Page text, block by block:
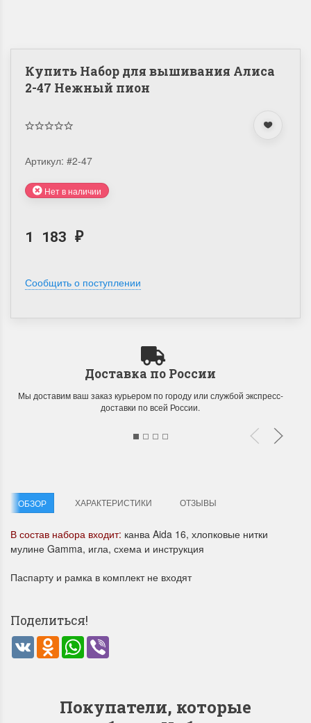
Летние Скидки
!! СКИДКА 20% ‼️ с 1 до 3 июня в
Чудетство...
Анастасия Туманова
1 июня 2024 11:29
Раритеты Дим.
На сайте пополнение
Купить Набор для вышивания Алиса
2-47 Нежный пион
Артикул: #2-47
Нет в наличии
1 183 ₽
Сообщить о поступлении
Доставка по России
Мы доставим ваш заказ курьером по городу или службой экспресс-
доставки по всей России.
ОБЗОР ХАРАКТЕРИСТИКИ ОТЗЫВЫ
В состав набора входит: канва Aida 16, хлопковые нитки
мулине Gamma, игла, схема и инструкция
Паспарту и рамка в комплект не входят
Поделиться!
VK Odnoklassniki
WhatsApp
Покупатели, которые